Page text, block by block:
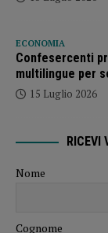
ECONOMIA
Confesercenti
multilingue per
15 Luglio 2026
RICEVI
Nome
Cognome